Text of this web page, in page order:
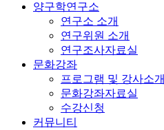
양구학연구소
연구소 소개
연구위원 소개
연구조사자료실
문화강좌
프로그램 및 강사소개
문화강좌자료실
수강신청
커뮤니티